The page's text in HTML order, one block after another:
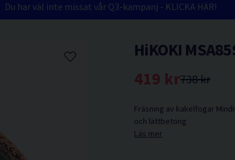
Du har väl inte missat vår Q3-kampanj - KLICKA HÄR!
HiKOKI
738 kr
419 kr
Fräsning av kakelfogar
och lättbetong
Läs mer